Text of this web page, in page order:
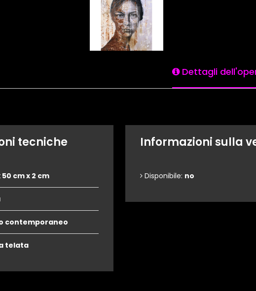
Dettagli
tecniche
50 cm x 2 cm
contemporaneo
telata
Informazioni sulla
Disponibile: no